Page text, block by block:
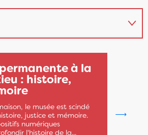
à la
: histoire,
le musée est scindé
justice et mémoire.
numériques
l'histoire de la...